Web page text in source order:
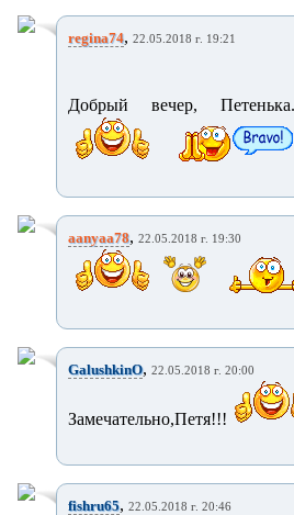
regina74, 22.05.2018 г. 19:21
Добрый вечер,
aanyaa78, 22.05.2018 г. 19:30
GalushkinO, 22.05.2018 г. 20:00
Замечательно,Петя!!!
fishru65, 22.05.2018 г. 20:46